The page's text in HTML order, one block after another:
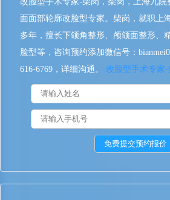
面面部轮廓改脸型专家。柴岗，就职上
多年，擅长下颌角整形、颅颌面整形、
脸型等，咨询预约添加微信号：
616-6769，详细沟通。 改脸型手术专家-